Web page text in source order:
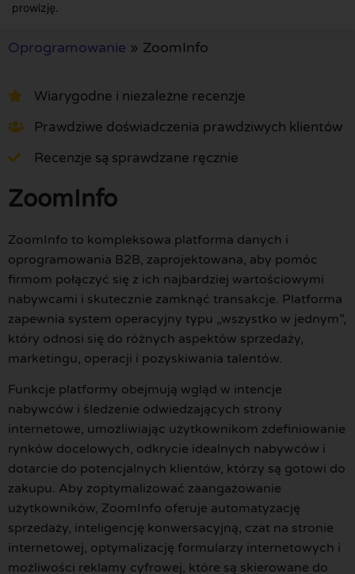
prowizję.
Oprogramowanie » ZoomInfo
Wiarygodne i niezależne recenzje
Prawdziwe doświadczenia prawdziwych klientów
Recenzje są sprawdzane ręcznie
ZoomInfo
ZoomInfo to kompleksowa platforma danych i
oprogramowania B2B, zaprojektowana, aby pomóc
firmom połączyć się z ich najbardziej wartościowymi
nabywcami i skutecznie zamknąć transakcje. Platforma
zapewnia system operacyjny typu „wszystko w jednym”,
który odnosi się do różnych aspektów sprzedaży,
marketingu, operacji i pozyskiwania talentów.
Funkcje platformy obejmują wgląd w intencje
nabywców i śledzenie odwiedzających strony
internetowe, umożliwiając użytkownikom zdefiniowanie
rynków docelowych, odkrycie idealnych nabywców i
dotarcie do potencjalnych klientów, którzy są gotowi do
zakupu. Aby zoptymalizować zaangażowanie
użytkowników, ZoomInfo oferuje automatyzację
sprzedaży, inteligencję konwersacyjną, czat na stronie
internetowej, optymalizację formularzy internetowych i
możliwości reklamy cyfrowej, które są skierowane do